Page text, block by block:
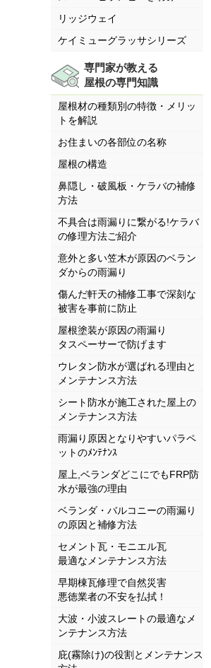
リッジウェイ
ケイミューグラッサシリーズ
専門家が教える
屋根の専門知識
屋根材の種類別の特徴・メリッ
トを解説
お住まいの各部位の名称
屋根の構造
鼻隠し・破風板・ケラバの補修
方法
不具合は雨漏りに繋がる!ケラバ
の修理方法ご紹介
意外と多い笠木が原因のベラン
ダからの雨漏り
傷んだ軒天の補修工事で深刻な
被害を事前に防止
屋根塗装が原因の雨漏り
タスペーサーで防げます
ウレタン防水が選ばれる理由と
メンテナンス方法
シート防水が施工された屋上の
メンテナンス方法
雨漏り原因となりやすいパラペ
ットのﾒﾝﾃﾅﾝｽ
屋上,ベランダどこにでもFRP防
水が最強の理由
ベランダ・バルコニーの雨漏り
の原因と補修方法
セメント瓦・モニエル瓦
最適なメンテナンス方法
早期棟瓦修理で自然災害
悪徳業者の不安を払拭！
大波・小波スレートの最適なメ
ンテナンス方法
庇(霧除け)の役割とメンテナンス